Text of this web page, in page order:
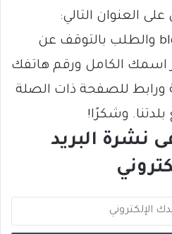
على العنوان التالي:
bldtna3@gmail.com والطلب بالتوقف عن
اسمك الكامل ورقم هاتفك
ورابط للصفحة ذات الصلة
وشكرًا!
نشرة البريد